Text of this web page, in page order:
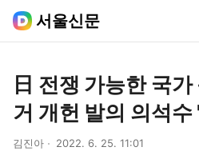
서울신문
日 전쟁 가능한 국
거 개헌 발의 의석수
김진아 2022. 6. 25. 11:01